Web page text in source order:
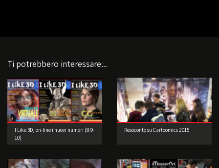
Ti potrebbero interessare...
I Like 3D, on-line i nuovi numeri (8-9-
10)
Resoconto su Cartoomics 2015